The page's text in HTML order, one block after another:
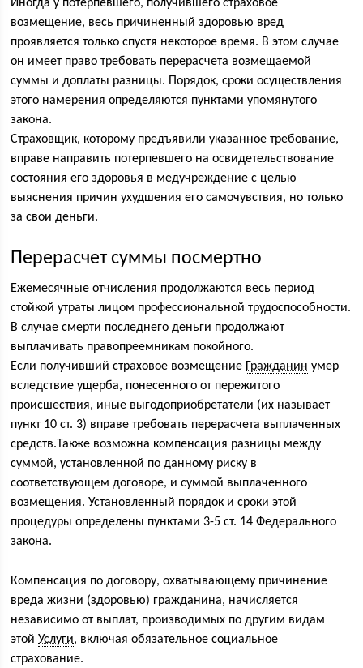
Иногда у потерпевшего, получившего страховое
возмещение, весь причиненный здоровью вред
проявляется только спустя некоторое время. В этом случае
он имеет право требовать перерасчета возмещаемой
суммы и доплаты разницы. Порядок, сроки осуществления
этого намерения определяются пунктами упомянутого
закона.
Страховщик, которому предъявили указанное требование,
вправе направить потерпевшего на освидетельствование
состояния его здоровья в медучреждение с целью
выяснения причин ухудшения его самочувствия, но только
за свои деньги.
Перерасчет суммы посмертно
Ежемесячные отчисления продолжаются весь период
стойкой утраты лицом профессиональной трудоспособности.
В случае смерти последнего деньги продолжают
выплачивать правопреемникам покойного.
Если получивший страховое возмещение Гражданин умер
вследствие ущерба, понесенного от пережитого
происшествия, иные выгодоприобретатели (их называет
пункт 10 ст. 3) вправе требовать перерасчета выплаченных
средств.Также возможна компенсация разницы между
суммой, установленной по данному риску в
соответствующем договоре, и суммой выплаченного
возмещения. Установленный порядок и сроки этой
процедуры определены пунктами 3-5 ст. 14 Федерального
закона.
Компенсация по договору, охватывающему причинение
вреда жизни (здоровью) гражданина, начисляется
независимо от выплат, производимых по другим видам
этойУслуги, включая обязательное социальное
страхование.